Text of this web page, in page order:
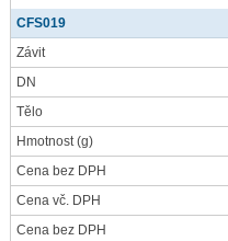
CFS019
Závit
DN
Tělo
Hmotnost(g)
Cena bez DPH
Cena vč. DPH
Cena bez DPH